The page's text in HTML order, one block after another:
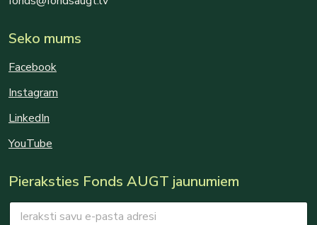
Seko mums
Facebook
Instagram
LinkedIn
YouTube
Pieraksties Fonds AUGT jaunumiem
E
E